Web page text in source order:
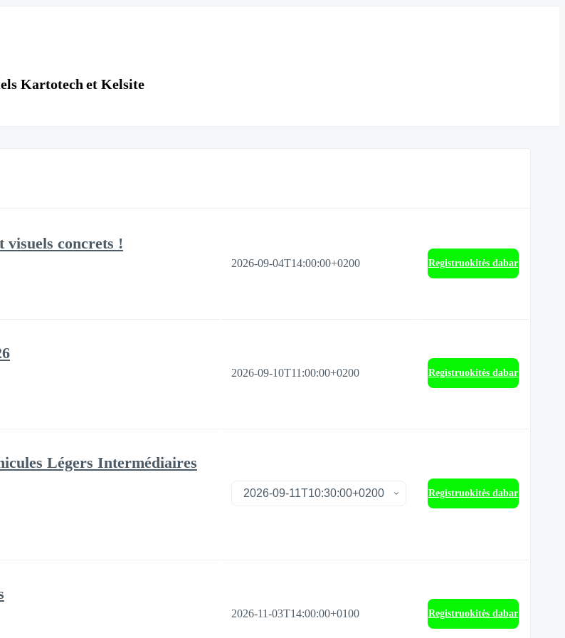
Kartotech et Kelsite
visuels concrets !
2026-09-04T14:00:00+0200 Registruokitės dabar
2026-09-10T11:00:00+0200 Registruokitės dabar
Légers Intermédiaires
Registruokitės dabar
2026-11-03T14:00:00+0100 Registruokitės dabar